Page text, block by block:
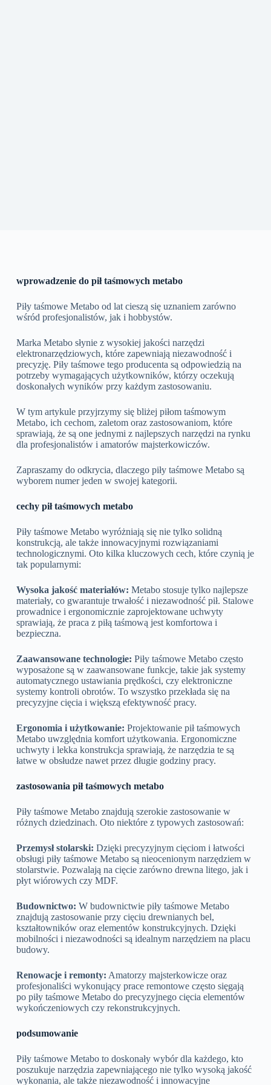
wprowadzenie do pił taśmowych metabo
Piły taśmowe Metabo od lat cieszą się uznaniem zarówno
wśród profesjonalistów, jak i hobbystów.
Marka Metabo słynie z wysokiej jakości narzędzi
elektronarzędziowych, które zapewniają niezawodność i
precyzję. Piły taśmowe tego producenta są odpowiedzią na
potrzeby wymagających użytkowników, którzy oczekują
doskonałych wyników przy każdym zastosowaniu.
W tym artykule przyjrzymy się bliżej piłom taśmowym
Metabo, ich cechom, zaletom oraz zastosowaniom, które
sprawiają, że są one jednymi z najlepszych narzędzi na rynku
dla profesjonalistów i amatorów majsterkowiczów.
Zapraszamy do odkrycia, dlaczego piły taśmowe Metabo są
wyborem numer jeden w swojej kategorii.
cechy pił taśmowych metabo
Piły taśmowe Metabo wyróżniają się nie tylko solidną
konstrukcją, ale także innowacyjnymi rozwiązaniami
technologicznymi. Oto kilka kluczowych cech, które czynią je
tak popularnymi:
Wysoka jakość materiałów: Metabo stosuje tylko najlepsze
materiały, co gwarantuje trwałość i niezawodność pił. Stalowe
prowadnice i ergonomicznie zaprojektowane uchwyty
sprawiają, że praca z piłą taśmową jest komfortowa i
bezpieczna.
Zaawansowane technologie: Piły taśmowe Metabo często
wyposażone są w zaawansowane funkcje, takie jak systemy
automatycznego ustawiania prędkości, czy elektroniczne
systemy kontroli obrotów. To wszystko przekłada się na
precyzyjne cięcia i większą efektywność pracy.
Ergonomia i użytkowanie: Projektowanie pił taśmowych
Metabo uwzględnia komfort użytkowania. Ergonomiczne
uchwyty i lekka konstrukcja sprawiają, że narzędzia te są
łatwe w obsłudze nawet przez długie godziny pracy.
zastosowania pił taśmowych metabo
Piły taśmowe Metabo znajdują szerokie zastosowanie w
różnych dziedzinach. Oto niektóre z typowych zastosowań:
Przemysł stolarski: Dzięki precyzyjnym cięciom i łatwości
obsługi piły taśmowe Metabo są nieocenionym narzędziem w
stolarstwie. Pozwalają na cięcie zarówno drewna litego, jak i
płyt wiórowych czy MDF.
Budownictwo: W budownictwie piły taśmowe Metabo
znajdują zastosowanie przy cięciu drewnianych bel,
kształtowników oraz elementów konstrukcyjnych. Dzięki
mobilności i niezawodności są idealnym narzędziem na placu
budowy.
Renowacje i remonty: Amatorzy majsterkowicze oraz
profesjonaliści wykonujący prace remontowe często sięgają
po piły taśmowe Metabo do precyzyjnego cięcia elementów
wykończeniowych czy rekonstrukcyjnych.
podsumowanie
Piły taśmowe Metabo to doskonały wybór dla każdego, kto
poszukuje narzędzia zapewniającego nie tylko wysoką jakość
wykonania, ale także niezawodność i innowacyjne